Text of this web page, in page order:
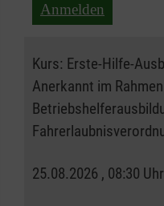
Anmelden
Kurs: Erste-Hilfe-
Anerkannt im
25.08.2026 , 08:30 Uhr